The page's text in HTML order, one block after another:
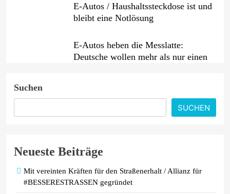
E-Autos / Haushaltssteckdose ist und
bleibt eine Notlösung
E-Autos heben die Messlatte:
Deutsche wollen mehr als nur einen
Wochenfrist um fast fünf US-Dollar
Preissenkungen
Suchen
SUCHEN
Neueste Beiträge
Mit vereinten Kräften für den Straßenerhalt / Allianz für
#BESSERESTRASSEN gegründet